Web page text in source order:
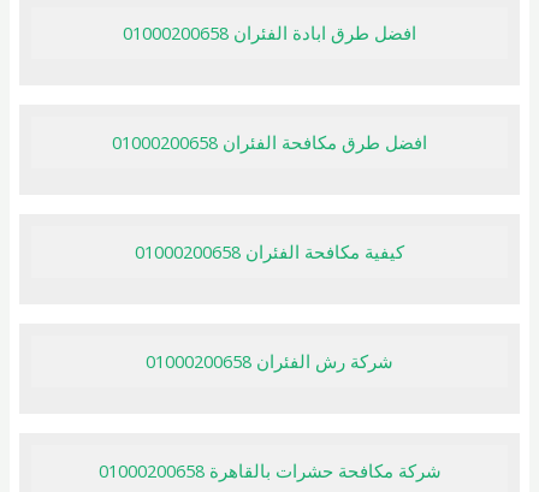
افضل طرق ابادة الفئران 01000200658
افضل طرق مكافحة الفئران 01000200658
كيفية مكافحة الفئران 01000200658
شركة رش الفئران 01000200658
شركة مكافحة حشرات بالقاهرة 01000200658